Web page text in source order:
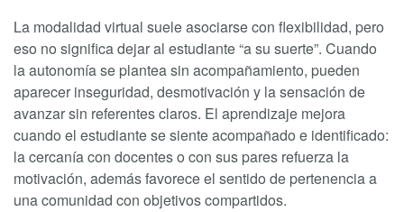
La modalidad virtual suele asociarse con flexibilidad, pero
eso no significa dejar al estudiante “a su suerte”. Cuando
la autonomía se plantea sin acompañamiento, pueden
aparecer inseguridad, desmotivación y la sensación de
avanzar sin referentes claros. El aprendizaje mejora
cuando el estudiante se siente acompañado e identificado:
la cercanía con docentes o con sus pares refuerza la
motivación, además favorece el sentido de pertenencia a
una comunidad con objetivos compartidos.